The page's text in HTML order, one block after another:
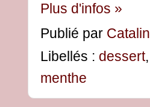
Plus d'infos »
Publié par
Libellés : dessert
menthe